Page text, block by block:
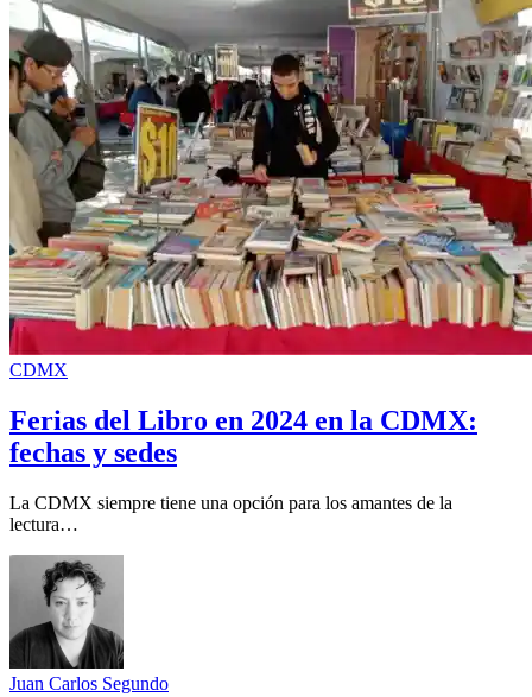
CDMX
Ferias del Libro en 2024 en la CDMX:
fechas y sedes
La CDMX siempre tiene una opción para los amantes de la
lectura…
Juan Carlos Segundo